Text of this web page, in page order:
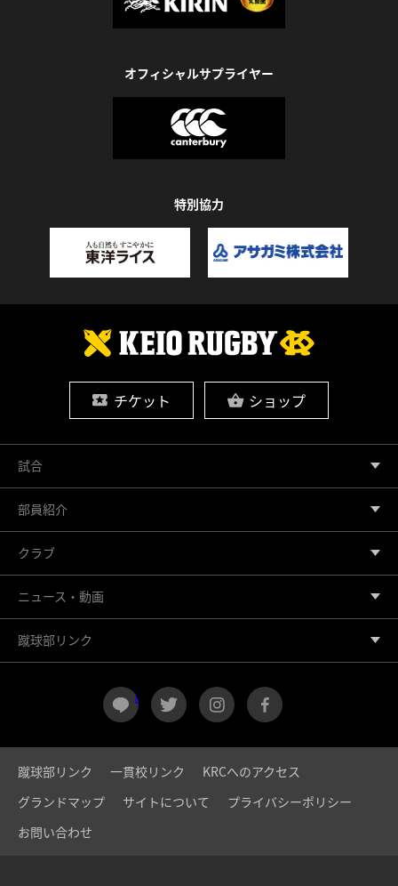
オフィシャルサプライヤー
特別協力
チケット ショップ
LINE twitter instagram
試合
部員紹介
クラブ
ニュース・動画
蹴球部リンク
蹴球部リンク 一貫校リンク
KRCへのアクセス
グランドマップ
サイトについて
プライバシーポリシー
お問い合わせ